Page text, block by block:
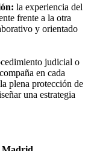
la experiencia del
frente a la otra
y orientado
judicial o
en cada
plena protección de
una estrategia